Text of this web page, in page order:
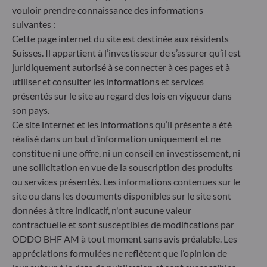
ensemble de règles européennes visant à rendre le
profil de durabilité des fonds transparent, plus
investisseurs finaux. Article 6 : L'équipe de gestion
ne prend pas en compte les risques de durabilité ou
les effets négatifs des décisions d'investissement
sur les facteurs de durabilité dans le processus de
décision d'investissement. Article 8 : L'équipe de
gestion traite les risques de durabilité en intégrant
des critères ESG (Environnement et/ou Social et/ou
Gouvernance) dans son processus de décision
d'investissement. Article 9 : L'équipe de gestion suit
un objectif d'investissement durable strict qui
contribue de manière significative aux défis de la
transition écologique, et traite les risques de
durabilité par le biais de notations fournies par le
fournisseur externe de données ESG de la société
de gestion
vouloir prendre connaissance des informations
suivantes :
Cette page internet du site est destinée aux résidents
Suisses. Il appartient à l’investisseur de s’assurer qu’il est
juridiquement autorisé à se connecter à ces pages et à
utiliser et consulter les informations et services
présentés sur le site au regard des lois en vigueur dans
son pays.
Ce site internet et les informations qu’il présente a été
réalisé dans un but d’information uniquement et ne
constitue ni une offre, ni un conseil en investissement, ni
une sollicitation en vue de la souscription des produits
ou services présentés. Les informations contenues sur le
site ou dans les documents disponibles sur le site sont
données à titre indicatif, n'ont aucune valeur
contractuelle et sont susceptibles de modifications par
ODDO BHF AM à tout moment sans avis préalable. Les
appréciations formulées ne reflètent que l’opinion de